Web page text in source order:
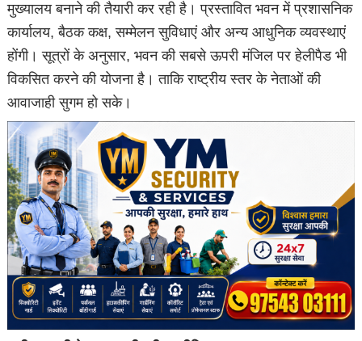
मुख्यालय बनाने की तैयारी कर रही है। प्रस्तावित भवन में प्रशासनिक
कार्यालय, बैठक कक्ष, सम्मेलन सुविधाएं और अन्य आधुनिक व्यवस्थाएं
होंगी। सूत्रों के अनुसार, भवन की सबसे ऊपरी मंजिल पर हेलीपैड भी
विकसित करने की योजना है। ताकि राष्ट्रीय स्तर के नेताओं की
आवाजाही सुगम हो सके।